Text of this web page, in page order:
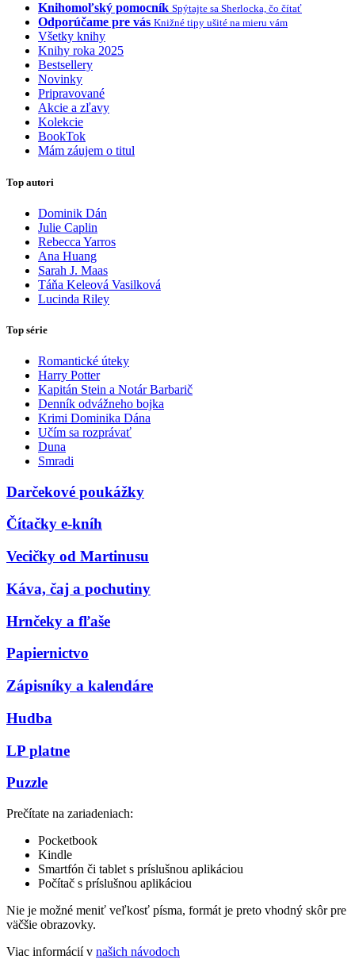
Knihomoľský pomocník Spýtajte sa Sherlocka, čo čítať
Odporúčame pre vás Knižné tipy ušité na mieru vám
Všetky knihy
Knihy roka 2025
Bestsellery
Novinky
Pripravované
Akcie a zľavy
Kolekcie
BookTok
Mám záujem o titul
Top autori
Dominik Dán
Julie Caplin
Rebecca Yarros
Ana Huang
Sarah J. Maas
Táňa Keleová Vasilková
Lucinda Riley
Top série
Romantické úteky
Harry Potter
Kapitán Stein a Notár Barbarič
Denník odvážneho bojka
Krimi Dominika Dána
Učím sa rozprávať
Duna
Smradi
Darčekové poukážky
Čítačky e-kníh
Vecičky od Martinusu
Káva, čaj a pochutiny
Hrnčeky a fľaše
Papiernictvo
Zápisníky a kalendáre
Hudba
LP platne
Puzzle
Prečítate na zariadeniach:
Pocketbook
Kindle
Smartfón či tablet s príslušnou aplikáciou
Počítač s príslušnou aplikáciou
Nie je možné meniť veľkosť písma, formát je preto vhodný skôr pre
väčšie obrazovky.
Viac informácií v našich návodoch